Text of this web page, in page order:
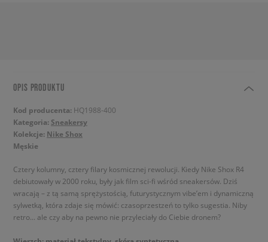
OPIS PRODUKTU
Kod producenta: HQ1988-400
Kategoria: Sneakersy
Kolekcje: Nike Shox
Męskie
Cztery kolumny, cztery filary kosmicznej rewolucji. Kiedy Nike Shox R4
debiutowały w 2000 roku, były jak film sci-fi wśród sneakersów. Dziś
wracają – z tą samą sprężystością, futurystycznym vibe’em i dynamiczną
sylwetką, która zdaje się mówić: czasoprzestzeń to tylko sugestia. Niby
retro... ale czy aby na pewno nie przyleciały do Ciebie dronem?